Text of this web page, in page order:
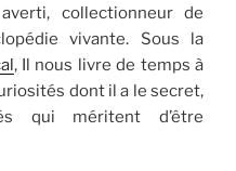
collectionneur de
vivante. Sous la
, Il nous livre de temps à
dont il a le secret,
qui méritent d’être